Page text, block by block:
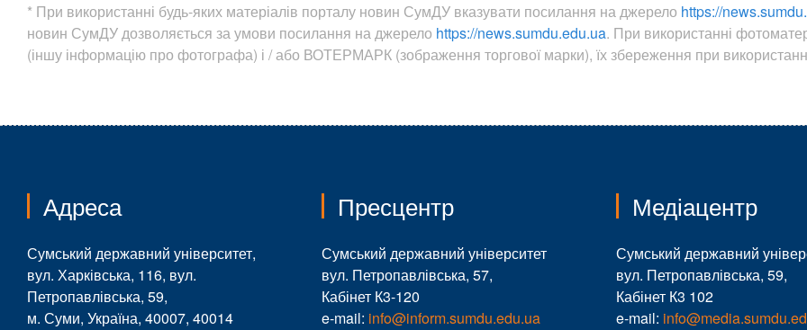
* При використанні будь-яких матеріалів порталу новин СумДУ вказувати посилання на джерело https://
новин СумДУ дозволяється за умови посилання на джерело https://news.sumdu.edu.ua. При використанні
(іншу інформацію про фотографа) і / або ВОТЕРМАРК (зображення торгової марки), їх збереження при
Адреса
Сумський державний університет,
вул. Харківська, 116, вул.
Петропавлівська, 59,
м. Суми, Україна, 40007, 40014
Пресцентр
Сумський державний університет
вул. Петропавлівська, 57,
Кабінет К3-120
e-mail: info@inform.sumdu.edu.ua
Медіацентр
Сумський державний
вул. Петропавлівська, 59,
Кабінет К3 102
e-mail: